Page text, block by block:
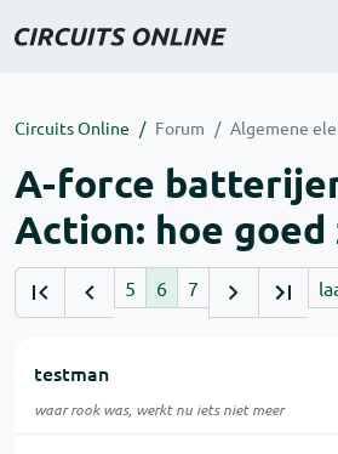
Circuits Online Forum Algemene
A-force
Action: hoe goed
5 6 7
testman
waar rook was, werkt nu iets niet meer